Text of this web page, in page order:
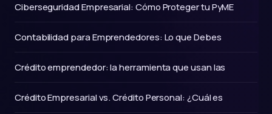
Ciberseguridad Empresarial: Cómo Proteger tu PyME
Contabilidad para Emprendedores: Lo que Debes
Crédito emprendedor: la herramienta que usan las
Crédito Empresarial vs. Crédito Personal: ¿Cuál es